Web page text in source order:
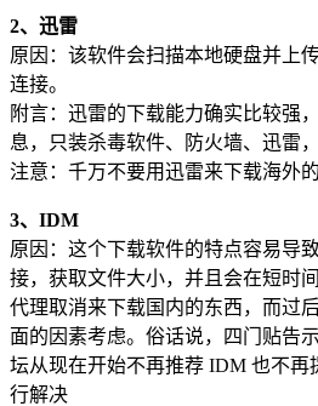
2、迅雷
原因：该软件会扫描本地硬盘并上
连接。
附言：迅雷的下载能力确实比较强
息，只装杀毒软件、防火墙、迅雷
注意：千万不要用迅雷来下载海外
3、IDM
原因：这个下载软件的特点容易导
接，获取文件大小，并且会在短时
代理取消来下载国内的东西，而过
面的因素考虑。俗话说，四门贴告
坛从现在开始不再推荐 IDM 也不
行解决